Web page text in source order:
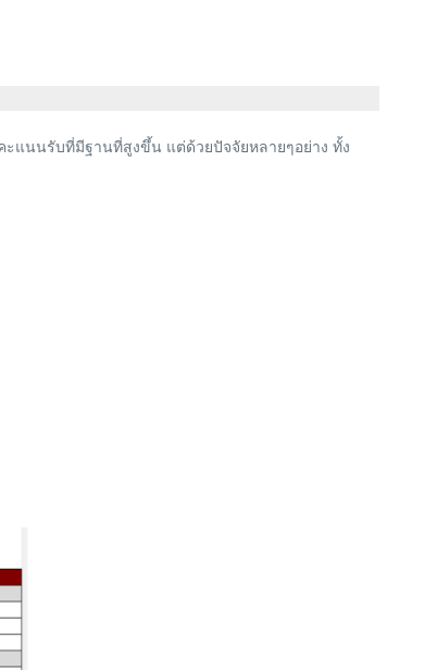
แนนรับที่มีฐานที่สูงขึ้น แต่ด้วยปัจจัยหลายๆอย่าง ทั้ง